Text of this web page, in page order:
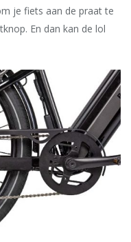
je fiets aan de praat te
En dan kan de lol